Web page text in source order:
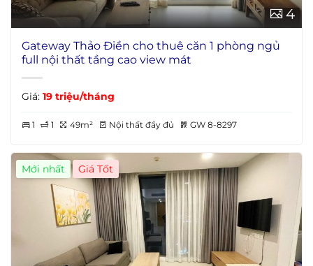
4
Gateway Thảo Điền cho thuê căn 1 phòng ngủ
full nội thất tầng cao view mát
Giá: 19 triệu/tháng
1 1 49m² Nội thất đầy đủ GW 8-8297
Mới nhất